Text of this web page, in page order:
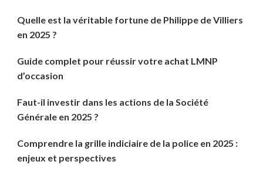
Quelle est la véritable fortune de Philippe de Villiers
en 2025 ?
Guide complet pour réussir votre achat LMNP
d’occasion
Faut-il investir dans les actions de la Société
Générale en 2025 ?
Comprendre la grille indiciaire de la police en 2025 :
enjeux et perspectives